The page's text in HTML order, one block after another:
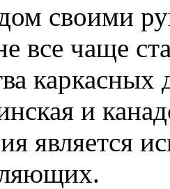
своими
все чаще
и
является